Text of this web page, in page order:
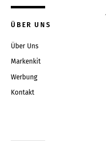
ÜBER UNS
Über Uns
Markenkit
Werbung
Kontakt